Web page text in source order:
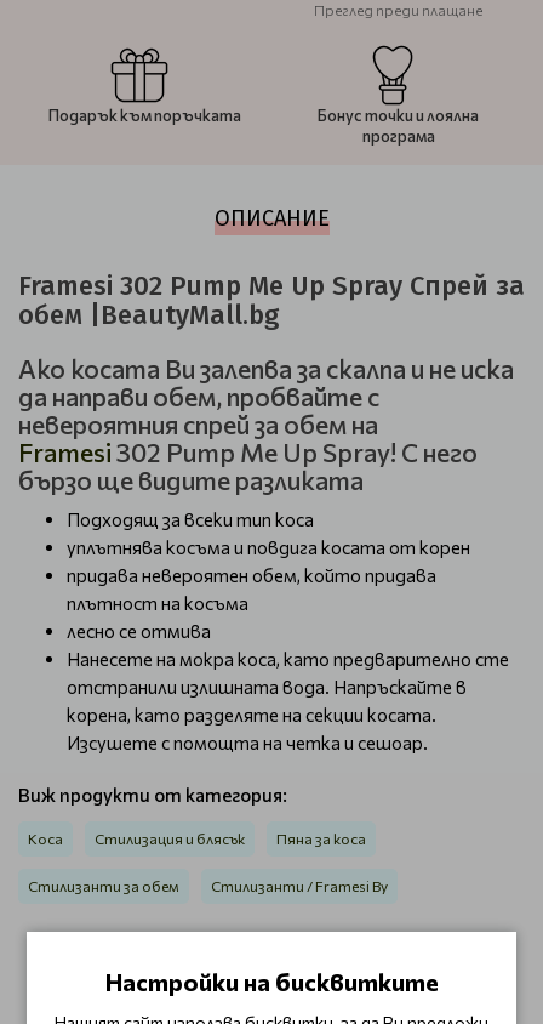
Преглед преди плащане
Подарък към поръчката
Бонус точки и лоялна
програма
ОПИСАНИЕ
Framesi 302 Pump Me Up Spray Спрей за
обем |BeautyMall.bg
Ако косата Ви залепва за скалпа и не иска
да направи обем, пробвайте с
невероятния спрей за обем на
Framesi 302 Pump Me Up Spray! С него
бързо ще видите разликата
Подходящ за всеки тип коса
уплътнява косъма и повдига косата от корен
придава невероятен обем, който придава
плътност на косъма
лесно се отмива
Нанесете на мокра коса, като предварително сте
отстранили излишната вода. Напръскайте в
корена, като разделяте на секции косата.
Изсушете с помощта на четка и сешоар.
Виж продукти от категория:
Коса Стилизация и блясък Пяна за коса
Стилизанти за обем Стилизанти / Framesi By
ОТЗИВИ (0)
Настройки на бисквитките